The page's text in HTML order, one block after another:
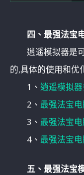
四、最强法宝
逍遥模拟器是
的,具体的使用和优
1、 逍遥模拟
2、 最强法宝
3、 最强法宝
4、 最强法宝
五、最强法宝